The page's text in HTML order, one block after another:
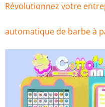
Révolutionnez votre
automatique de barbe à